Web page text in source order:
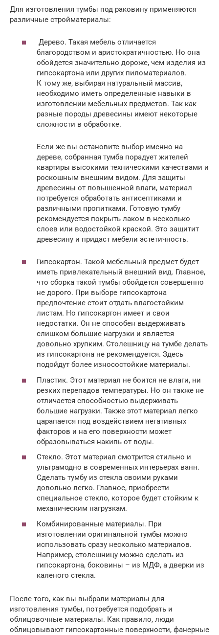
Для изготовления тумбы под раковину применяются
различные стройматериалы:
Дерево. Такая мебель отличается
благородством и аристократичностью. Но она
обойдется значительно дороже, чем изделия из
гипсокартона или других пиломатериалов.
К тому же, выбирая натуральный массив,
необходимо иметь определенные навыки в
изготовлении мебельных предметов. Так как
разные породы древесины имеют некоторые
сложности в обработке.
Если же вы остановите выбор именно на
дереве, собранная тумба порадует жителей
квартиры высокими техническими качествами и
роскошным внешним видом. Для защиты
древесины от повышенной влаги, материал
потребуется обработать антисептиками и
различными пропитками. Готовую тумбу
рекомендуется покрыть лаком в несколько
слоев или водостойкой краской. Это защитит
древесину и придаст мебели эстетичность.
Гипсокартон. Такой мебельный предмет будет
иметь привлекательный внешний вид. Главное,
что сборка такой тумбы обойдется совершенно
не дорого. При выборе гипсокартона
предпочтение стоит отдать влагостойким
листам. Но гипсокартон имеет и свои
недостатки. Он не способен выдерживать
слишком большие нагрузки и является
довольно хрупким. Столешницу на тумбе делать
из гипсокартона не рекомендуется. Здесь
подойдут более износостойкие материалы.
Пластик. Этот материал не боится не влаги, ни
резких перепадов температуры. Но он также не
отличается способностью выдерживать
большие нагрузки. Также этот материал легко
царапается под воздействием негативных
факторов и на его поверхности может
образовываться накипь от воды.
Стекло. Этот материал смотрится стильно и
ультрамодно в современных интерьерах ванн.
Сделать тумбу из стекла своими руками
довольно легко. Главное, приобрести
специальное стекло, которое будет стойким к
механическим нагрузкам.
Комбинированные материалы. При
изготовлении оригинальной тумбы можно
использовать сразу несколько материалов.
Например, столешницу можно сделать из
гипсокартона, боковины – из МДФ, а дверки из
каленого стекла.
После того, как вы выбрали материалы для
изготовления тумбы, потребуется подобрать и
облицовочные материалы. Как правило, люди
облицовывают гипсокартонные поверхности, фанерные